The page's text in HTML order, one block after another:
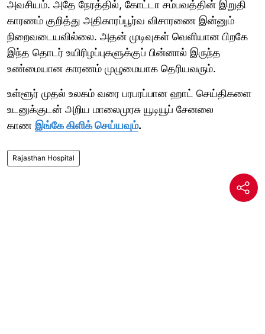
அவசியம். அதே நேரத்தில், கோட்டா சம்பவத்தின் இறுதி
காரணம் குறித்து அதிகாரப்பூர்வ விசாரணை இன்னும்
நிறைவடையவில்லை. அதன் முடிவுகள் வெளியான பிறகே
இந்த தொடர் உயிரிழப்புகளுக்குப் பின்னால் இருந்த
உண்மையான காரணம் முழுமையாக தெரியவரும்.
உள்ளூர் முதல் உலகம் வரை பரபரப்பான ஹாட் செய்திகளை
உடனுக்குடன் அறிய மாலைமுரசு யூடியூப் சேனலை
காண இங்கே கிளிக் செய்யவும்.
Rajasthan Hospital